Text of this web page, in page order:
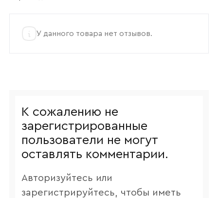
У данного товара нет отзывов.
К сожалению не
зарегистрированные
пользователи не могут
оставлять комментарии.
Авторизуйтесь или
зарегистрируйтесь, чтобы иметь